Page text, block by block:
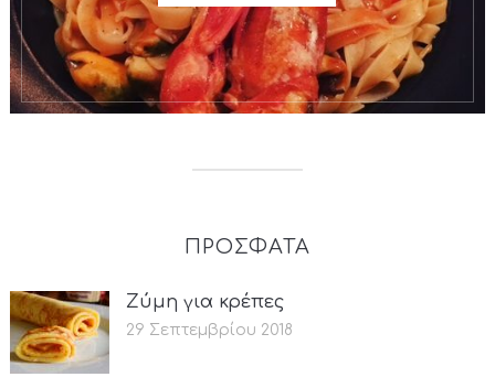
ΠΡΟΣΦΑΤΑ
Ζύμη για κρέπες
29 Σεπτεμβρίου 2018